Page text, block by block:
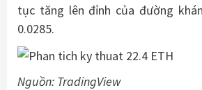
tục tăng lên đỉnh của đường
0.0285.
Nguồn: TradingView